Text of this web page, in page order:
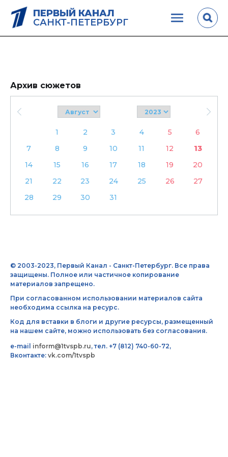
ПЕРВЫЙ КАНАЛ
САНКТ-ПЕТЕРБУРГ
Архив сюжетов
1 2 3 4 5
6
7
8 9 10 11 12
13
14
15 16 17 18 19
20
21
22 23 24 25 26
27
28
29 30 31
© 2003-2023, Первый Канал - Санкт-Петербург. Все права
защищены. Полное или частичное копирование
материалов запрещено.
При согласованном использовании материалов сайта
необходима ссылка на ресурс.
Код для вставки в блоги и другие ресурсы, размещенный
на нашем сайте, можно использовать без согласования.
e-mail inform@1tvspb.ru, тел. +7 (812) 740-60-72,
Вконтакте: vk.com/1tvspb